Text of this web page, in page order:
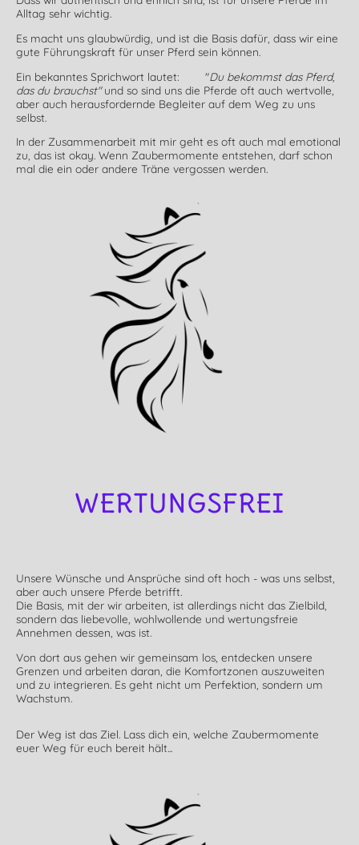
Alltag sehr wichtig.
Es macht uns glaubwürdig, und ist die Basis dafür, dass wir eine
gute Führungskraft für unser Pferd sein können.
Ein bekanntes Sprichwort lautet: "Du bekommst das Pferd,
das du brauchst"und so sind uns die Pferde oft auch wertvolle,
aber auch herausfordernde Begleiter auf dem Weg zu uns
selbst.
In der Zusammenarbeit mit mir geht es oft auch mal emotional
zu, das ist okay. Wenn Zaubermomente entstehen, darf schon
mal die ein oder andere Träne vergossen werden.
WERTUNGSFREI
Unsere Wünsche und Ansprüche sind oft hoch - was uns selbst,
aber auch unsere Pferde betrifft.
Die Basis, mit der wir arbeiten, ist allerdings nicht das Zielbild,
sondern das liebevolle, wohlwollende und wertungsfreie
Annehmen dessen, was ist.
Von dort aus gehen wir gemeinsam los, entdecken unsere
Grenzen und arbeiten daran, die Komfortzonen auszuweiten
und zu integrieren. Es geht nicht um Perfektion, sondern um
Wachstum.
Der Weg ist das Ziel. Lass dich ein, welche Zaubermomente
euer Weg für euch bereit hält...